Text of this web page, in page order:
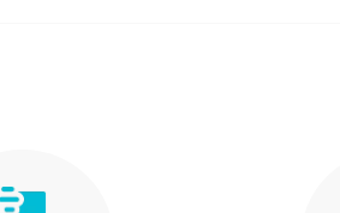
Ürün fiyatı diğer sitelerden daha pahalı.